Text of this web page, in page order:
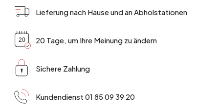
Lieferung nach Hause und an Abholstationen
20 Tage, um Ihre Meinung zu ändern
Sichere Zahlung
Kundendienst 01 85 09 39 20